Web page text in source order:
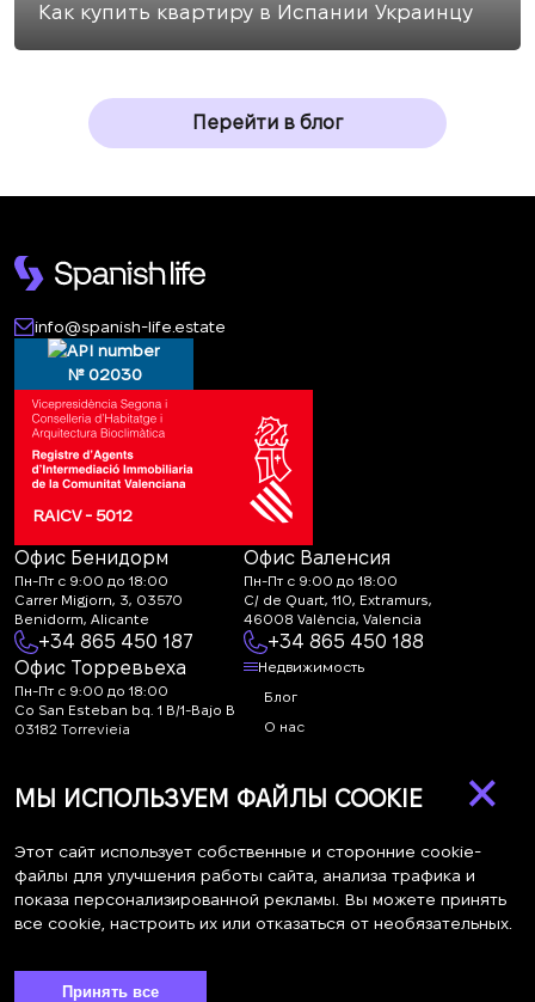
Как купить квартиру в Испании Украинцу
Перейти в блог
info@spanish-life.estate
№ 02030
RAICV - 5012
Офис Бенидорм
Пн-Пт с 9:00 до 18:00
Carrer Migjorn, 3, 03570
Benidorm, Alicante
+34 865 450 187
Офис Валенсия
Пн-Пт с 9:00 до 18:00
C/ de Quart, 110, Extramurs,
46008 València, Valencia
+34 865 450 188
Офис Торревьеха
Пн-Пт с 9:00 до 18:00
Co San Esteban bq. 1 B/1-Bajo B
03182 Torrevieja
life.estate
Недвижимость
Блог
О нас
Контакты
Подпишитесь на наши новости. Рассылка каждую неделю
×
МЫ ИСПОЛЬЗУЕМ ФАЙЛЫ COOKIE
Этот сайт использует собственные и сторонние cookie-
файлы для улучшения работы сайта, анализа трафика и
показа персонализированной рекламы. Вы можете принять
все cookie, настроить их или отказаться от необязательных.
Принять все